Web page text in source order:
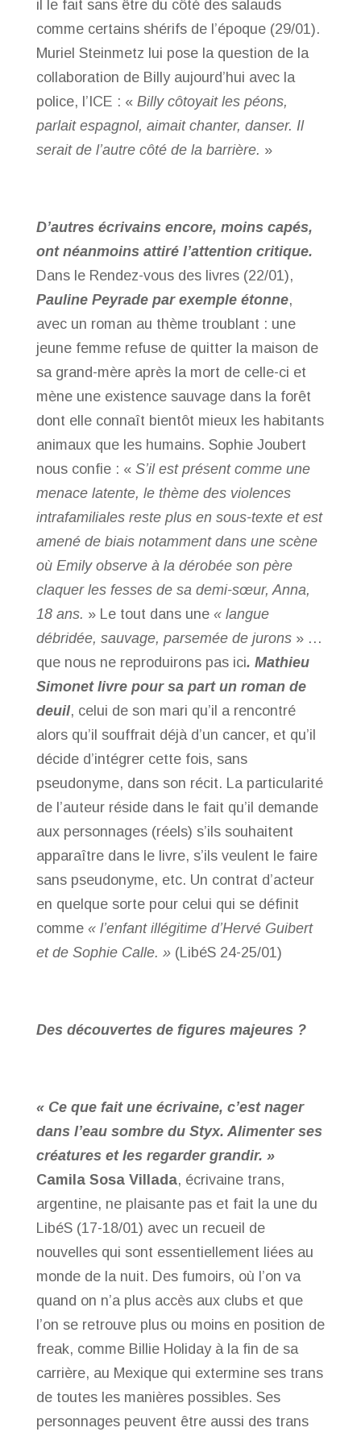
il le fait sans être du côté des salauds
comme certains shérifs de l’époque (29/01).
Muriel Steinmetz lui pose la question de la
collaboration de Billy aujourd’hui avec la
police, l’ICE : « Billy côtoyait les péons,
parlait espagnol, aimait chanter, danser. Il
serait de l’autre côté de la barrière. »
D’autres écrivains encore, moins capés,
ont néanmoins attiré l’attention critique.
Dans le Rendez-vous des livres (22/01),
Pauline Peyrade par exemple étonne,
avec un roman au thème troublant : une
jeune femme refuse de quitter la maison de
sa grand-mère après la mort de celle-ci et
mène une existence sauvage dans la forêt
dont elle connaît bientôt mieux les habitants
animaux que les humains. Sophie Joubert
nous confie : « S’il est présent comme une
menace latente, le thème des violences
intrafamiliales reste plus en sous-texte et est
amené de biais notamment dans une scène
où Emily observe à la dérobée son père
claquer les fesses de sa demi-sœur, Anna,
18 ans. » Le tout dans une« langue
débridée, sauvage, parsemée de jurons» …
que nous ne reproduirons pas ici. Mathieu
Simonet livre pour sa part un roman de
deuil, celui de son mari qu’il a rencontré
alors qu’il souffrait déjà d’un cancer, et qu’il
décide d’intégrer cette fois, sans
pseudonyme, dans son récit. La particularité
de l’auteur réside dans le fait qu’il demande
aux personnages (réels) s’ils souhaitent
apparaître dans le livre, s’ils veulent le faire
sans pseudonyme, etc. Un contrat d’acteur
en quelque sorte pour celui qui se définit
comme « l’enfant illégitime d’Hervé Guibert
et de Sophie Calle. »(LibéS 24-25/01)
Des découvertes de figures majeures ?
« Ce que fait une écrivaine, c’est nager
dans l’eau sombre du Styx. Alimenter ses
créatures et les regarder grandir. »
Camila Sosa Villada, écrivaine trans,
argentine, ne plaisante pas et fait la une du
LibéS (17-18/01) avec un recueil de
nouvelles qui sont essentiellement liées au
monde de la nuit. Des fumoirs, où l’on va
quand on n’a plus accès aux clubs et que
l’on se retrouve plus ou moins en position de
freak, comme Billie Holiday à la fin de sa
carrière, au Mexique qui extermine ses trans
de toutes les manières possibles. Ses
personnages peuvent être aussi des trans